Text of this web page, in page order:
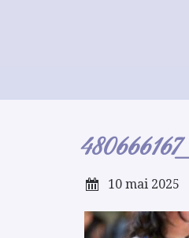
10 mai 2025